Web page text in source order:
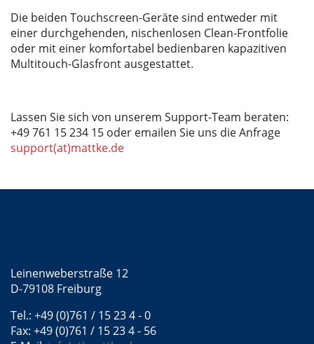
Die beiden Touchscreen-Geräte sind entweder mit
einer durchgehenden, nischenlosen Clean-Frontfolie
oder mit einer komfortabel bedienbaren kapazitiven
Multitouch-Glasfront ausgestattet.
Lassen Sie sich von unserem Support-Team beraten:
+49 761 15 234 15 oder emailen Sie uns die Anfrage
support(at)mattke.de
Leinenweberstraße 12
D-79108 Freiburg
Tel.: +49 (0)761 / 15 23 4 - 0
Fax: +49 (0)761 / 15 23 4 - 56